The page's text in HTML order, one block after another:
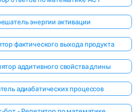
энергии активации
фактического выхода продукта
аддитивного свойства длины
адиабатических процессов